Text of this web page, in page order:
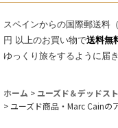
スペインからの国際郵送料
円 以上のお買い物で送料無
ゆっくり旅をするように届き
ホーム >ユーズド＆デッドス
> ユーズド商品・Marc Cainの